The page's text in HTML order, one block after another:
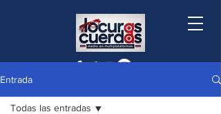
Entrada
Todas las entradas